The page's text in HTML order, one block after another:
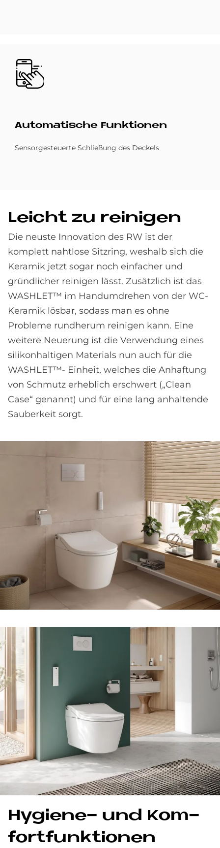
Bild
Au­to­ma­ti­sche Funk­tio­nen
Sensorgesteuerte Schließung des Deckels
Leicht zu rei­ni­gen
Die neuste Innovation des RW ist der
komplett nahtlose Sitzring, weshalb sich die
Keramik jetzt sogar noch einfacher und
gründlicher reinigen lässt. Zusätzlich ist das
WASHLET™ im Handumdrehen von der WC-
Keramik lösbar, sodass man es ohne
Probleme rundherum reinigen kann. Eine
weitere Neuerung ist die Verwendung eines
silikonhaltigen Materials nun auch für die
WASHLET™- Einheit, welches die Anhaftung
von Schmutz erheblich erschwert („Clean
Case“ genannt) und für eine lang anhaltende
Sauberkeit sorgt.
Hy­gie­ne- und Kom­
fort­funk­tio­nen